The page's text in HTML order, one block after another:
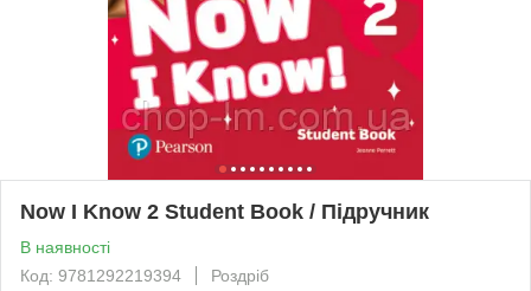
Now I Know 2 Student Book / Підручник
В наявності
Код: 9781292219394
Роздріб